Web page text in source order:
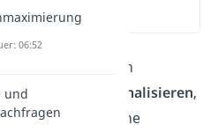
(01:05)
die ökonomischen
zu
internalisieren,
verschiedene
06:52
und